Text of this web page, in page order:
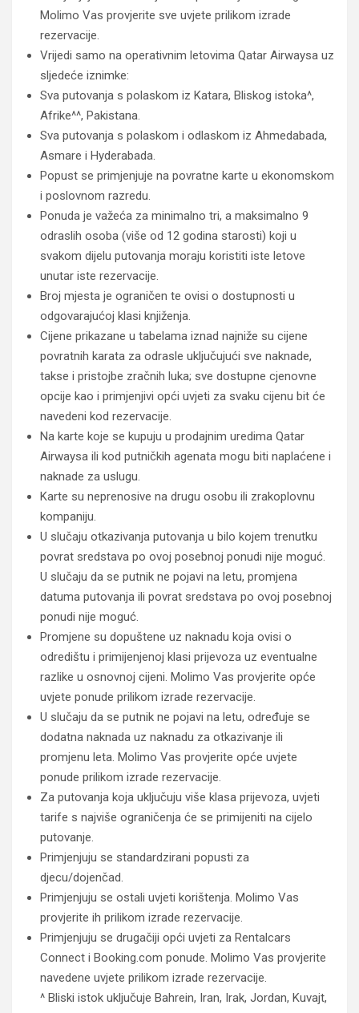
Molimo Vas provjerite sve uvjete prilikom izrade
rezervacije.
Vrijedi samo na operativnim letovima Qatar Airwaysa uz
sljedeće iznimke:
Sva putovanja s polaskom iz Katara, Bliskog istoka^,
Afrike^^, Pakistana.
Sva putovanja s polaskom i odlaskom iz Ahmedabada,
Asmare i Hyderabada.
Popust se primjenjuje na povratne karte u ekonomskom
i poslovnom razredu.
Ponuda je važeća za minimalno tri, a maksimalno 9
odraslih osoba (više od 12 godina starosti) koji u
svakom dijelu putovanja moraju koristiti iste letove
unutar iste rezervacije.
Broj mjesta je ograničen te ovisi o dostupnosti u
odgovarajućoj klasi knjiženja.
Cijene prikazane u tabelama iznad najniže su cijene
povratnih karata za odrasle uključujući sve naknade,
takse i pristojbe zračnih luka; sve dostupne cjenovne
opcije kao i primjenjivi opći uvjeti za svaku cijenu bit će
navedeni kod rezervacije.
Na karte koje se kupuju u prodajnim uredima Qatar
Airwaysa ili kod putničkih agenata mogu biti naplaćene i
naknade za uslugu.
Karte su neprenosive na drugu osobu ili zrakoplovnu
kompaniju.
U slučaju otkazivanja putovanja u bilo kojem trenutku
povrat sredstava po ovoj posebnoj ponudi nije moguć.
U slučaju da se putnik ne pojavi na letu, promjena
datuma putovanja ili povrat sredstava po ovoj posebnoj
ponudi nije moguć.
Promjene su dopuštene uz naknadu koja ovisi o
odredištu i primijenjenoj klasi prijevoza uz eventualne
razlike u osnovnoj cijeni. Molimo Vas provjerite opće
uvjete ponude prilikom izrade rezervacije.
U slučaju da se putnik ne pojavi na letu, određuje se
dodatna naknada uz naknadu za otkazivanje ili
promjenu leta. Molimo Vas provjerite opće uvjete
ponude prilikom izrade rezervacije.
Za putovanja koja uključuju više klasa prijevoza, uvjeti
tarife s najviše ograničenja će se primijeniti na cijelo
putovanje.
Primjenjuju se standardzirani popusti za
djecu/dojenčad.
Primjenjuju se ostali uvjeti korištenja. Molimo Vas
provjerite ih prilikom izrade rezervacije.
Primjenjuju se drugačiji opći uvjeti za Rentalcars
Connect i Booking.com ponude. Molimo Vas provjerite
navedene uvjete prilikom izrade rezervacije.
^ Bliski istok uključuje Bahrein, Iran, Irak, Jordan, Kuvajt,